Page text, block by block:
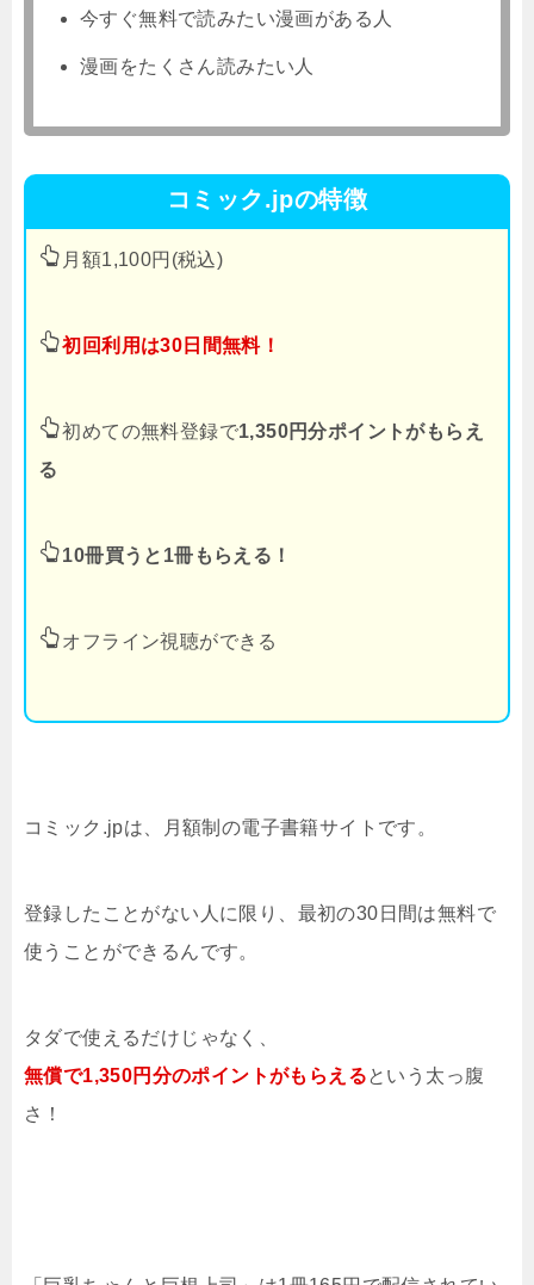
今すぐ無料で読みたい漫画がある人
漫画をたくさん読みたい人
コミック.jpの特徴
月額1,100円(税込)
初回利用は30日間無料！
初めての無料登録で1,350円分ポイントがもらえ
る
10冊買うと1冊もらえる！
オフライン視聴ができる
コミック.jpは、月額制の電子書籍サイトです。
登録したことがない人に限り、最初の30日間は無料で
使うことができるんです。
タダで使えるだけじゃなく、
無償で1,350円分のポイントがもらえるという太っ腹
さ！